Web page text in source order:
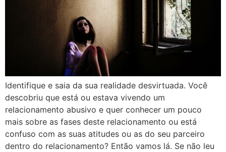
Identifique e saia da sua realidade desvirtuada. Você
descobriu que está ou estava vivendo um
relacionamento abusivo e quer conhecer um pouco
mais sobre as fases deste relacionamento ou está
confuso com as suas atitudes ou as do seu parceiro
dentro do relacionamento? Então vamos lá. Se não leu